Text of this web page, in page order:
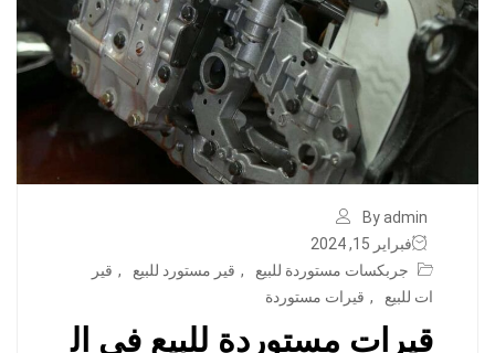
By admin
فبراير 15, 2024
جربكسات مستوردة للبيع
, قير مستورد للبيع , قير
ات للبيع
, قيرات مستوردة
قيرات مستوردة للبيع في ال